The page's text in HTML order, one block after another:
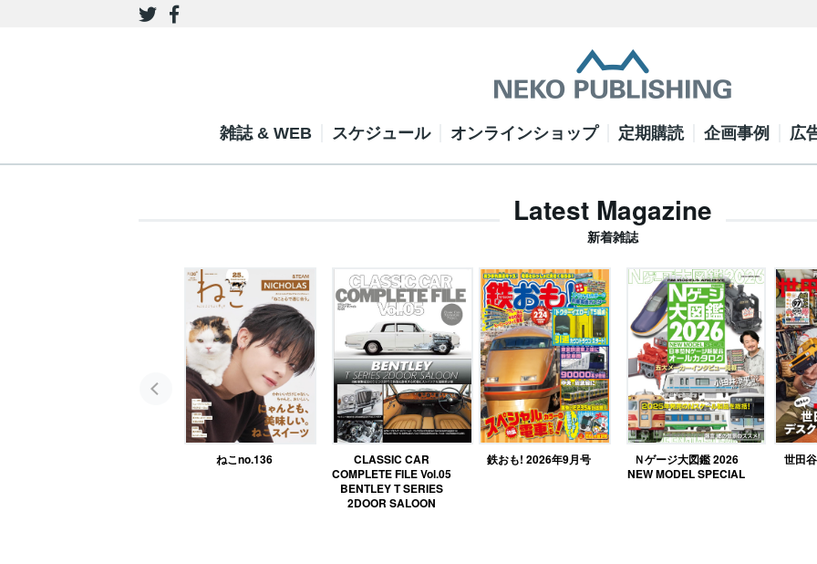
雑誌 & WEB スケジュール オンラインショップ 定期購読 企画事例 広
Latest Magazine
新着雑誌
ねこno.136
CLASSIC CAR
COMPLETE FILE Vol.05
BENTLEY T SERIES
2DOOR SALOON
鉄おも! 2026年9月号
Ｎゲージ大図鑑 2026
NEW MODEL SPECIAL
世田